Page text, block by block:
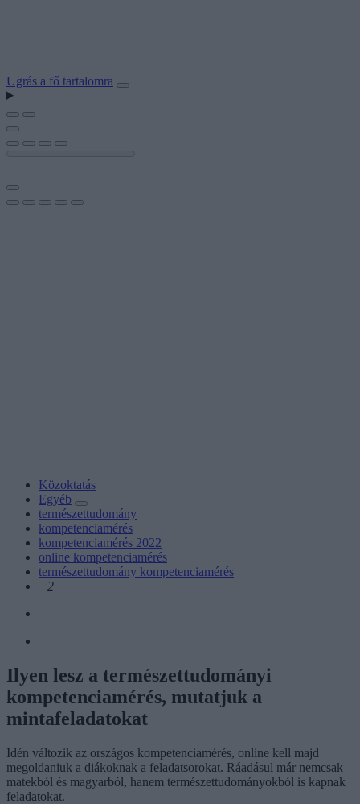
Ugrás a fő tartalomra
Közoktatás
Egyéb
természettudomány
kompetenciamérés
kompetenciamérés 2022
online kompetenciamérés
természettudomány kompetenciamérés
+2
Ilyen lesz a természettudományi
kompetenciamérés, mutatjuk a
mintafeladatokat
Idén változik az országos kompetenciamérés, online kell majd
megoldaniuk a diákoknak a feladatsorokat. Ráadásul már nemcsak
matekból és magyarból, hanem természettudományokból is kapnak
feladatokat.